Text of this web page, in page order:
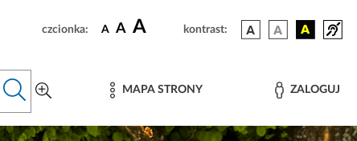
czcionka: A A A kontrast:
MAPA STRONY ZALOGUJ